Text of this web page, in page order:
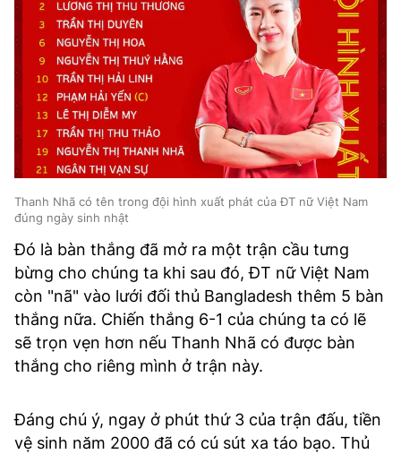
Thanh Nhã có tên trong đội hình xuất phát của ĐT nữ Việt Nam
đúng ngày sinh nhật
Đó là bàn thắng đã mở ra một trận cầu tưng
bừng cho chúng ta khi sau đó, ĐT nữ Việt Nam
còn "nã" vào lưới đối thủ Bangladesh thêm 5 bàn
thắng nữa. Chiến thắng 6-1 của chúng ta có lẽ
sẽ trọn vẹn hơn nếu Thanh Nhã có được bàn
thắng cho riêng mình ở trận này.
Đáng chú ý, ngay ở phút thứ 3 của trận đấu, tiền
vệ sinh năm 2000 đã có cú sút xa táo bạo. Thủ